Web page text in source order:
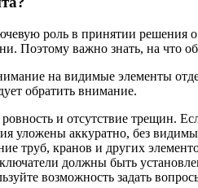
роль в принятии
Поэтому важно знать, на что
на видимые элементы
обратить внимание.
и отсутствие трещин.
уложены аккуратно, без
труб, кранов и других
должны быть
возможность задать